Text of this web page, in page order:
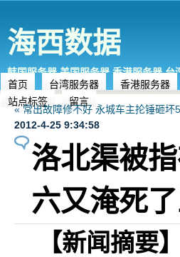
海西数据
韩国服务器,美国服务器,香港服务器,
首页
台湾服务器 香港服务器
站点标签
留言
« 常出故障修不好 永城车主抡锤砸坏
2012-4-25 9:34:58
洛北渠被
六又淹死
【新闻摘要】